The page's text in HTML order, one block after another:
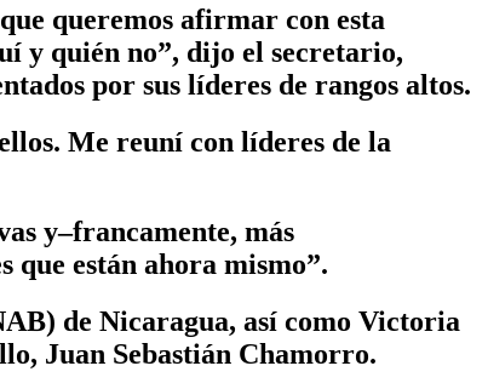
queremos afirmar con esta
y quién no”, dijo el secretario,
por sus líderes de rangos altos.
Me reuní con líderes de la
y–francamente, más
que están ahora mismo”.
de Nicaragua, así como Victoria
Juan Sebastián Chamorro.